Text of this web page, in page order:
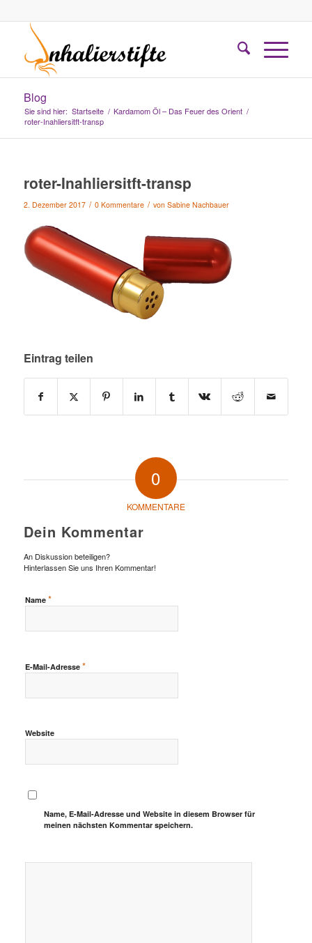
Blog
Sie sind hier: Startseite / Kardamom Öl – Das Feuer des Orient /
roter-Inahliersitft-transp
roter-Inahliersitft-transp
2. Dezember 2017 / 0 Kommentare / von Sabine Nachbauer
Eintrag teilen
0
KOMMENTARE
Dein Kommentar
An Diskussion beteiligen?
Hinterlassen Sie uns Ihren Kommentar!
Name *
E-Mail-Adresse *
Website
Name, E-Mail-Adresse und Website in diesem Browser für
meinen nächsten Kommentar speichern.